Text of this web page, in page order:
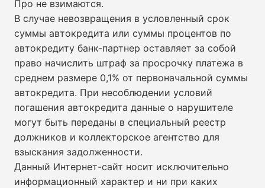
Про не взимаются.
В случае невозвращения в условленный срок
суммы автокредита или суммы процентов по
автокредиту банк-партнер оставляет за собой
право начислить штраф за просрочку платежа в
среднем размере 0,1% от первоначальной суммы
автокредита. При несоблюдении условий
погашения автокредита данные о нарушителе
могут быть переданы в специальный реестр
должников и коллекторское агентство для
взыскания задолженности.
Данный Интернет-сайт носит исключительно
информационный характер и ни при каких